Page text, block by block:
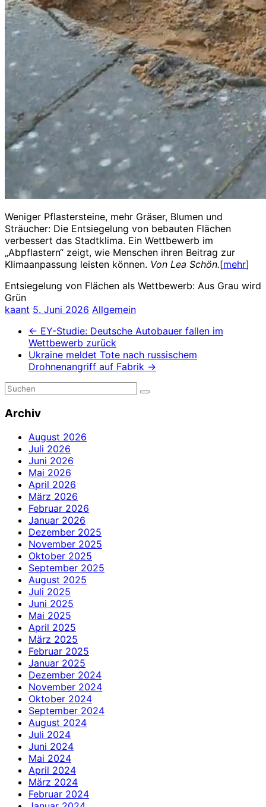
Weniger Pflastersteine, mehr Gräser, Blumen und
Sträucher: Die Entsiegelung von bebauten Flächen
verbessert das Stadtklima. Ein Wettbewerb im
„Abpflastern“ zeigt, wie Menschen ihren Beitrag zur
Klimaanpassung leisten können. Von Lea Schön.[mehr]
Entsiegelung von Flächen als Wettbewerb: Aus Grau wird
Grün
kaant 5. Juni 2026 Allgemein
← EY-Studie: Deutsche Autobauer fallen im
Wettbewerb zurück
Ukraine meldet Tote nach russischem
Drohnenangriff auf Fabrik →
Archiv
August 2026
Juli 2026
Juni 2026
Mai 2026
April 2026
März 2026
Februar 2026
Januar 2026
Dezember 2025
November 2025
Oktober 2025
September 2025
August 2025
Juli 2025
Juni 2025
Mai 2025
April 2025
März 2025
Februar 2025
Januar 2025
Dezember 2024
November 2024
Oktober 2024
September 2024
August 2024
Juli 2024
Juni 2024
Mai 2024
April 2024
März 2024
Februar 2024